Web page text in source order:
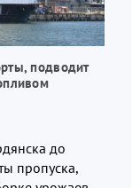
подводит
до
пропуска,